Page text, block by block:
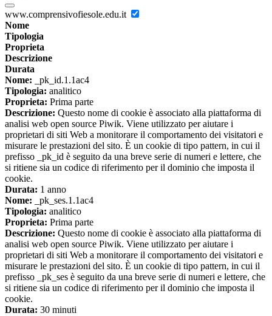
www.comprensivofiesole.edu.it
Nome
Tipologia
Proprieta
Descrizione
Durata
Nome: _pk_id.1.1ac4
Tipologia: analitico
Proprieta: Prima parte
Descrizione: Questo nome di cookie è associato alla piattaforma di
analisi web open source Piwik. Viene utilizzato per aiutare i
proprietari di siti Web a monitorare il comportamento dei visitatori e
misurare le prestazioni del sito. È un cookie di tipo pattern, in cui il
prefisso _pk_id è seguito da una breve serie di numeri e lettere, che
si ritiene sia un codice di riferimento per il dominio che imposta il
cookie.
Durata: 1 anno
Nome: _pk_ses.1.1ac4
Tipologia: analitico
Proprieta: Prima parte
Descrizione: Questo nome di cookie è associato alla piattaforma di
analisi web open source Piwik. Viene utilizzato per aiutare i
proprietari di siti Web a monitorare il comportamento dei visitatori e
misurare le prestazioni del sito. È un cookie di tipo pattern, in cui il
prefisso _pk_ses è seguito da una breve serie di numeri e lettere, che
si ritiene sia un codice di riferimento per il dominio che imposta il
cookie.
Durata: 30 minuti